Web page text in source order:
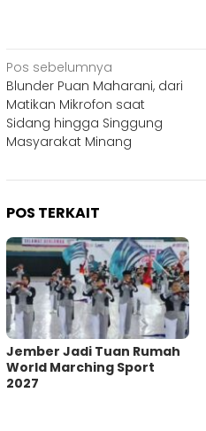
Navigasi
pos
Pos sebelumnya
Blunder Puan Maharani, dari
Matikan Mikrofon saat
Sidang hingga Singgung
Masyarakat Minang
POS TERKAIT
Jember Jadi Tuan Rumah
World Marching Sport
2027